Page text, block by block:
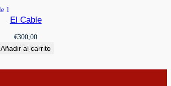
El Cable
€300,00
Añadir al carrito